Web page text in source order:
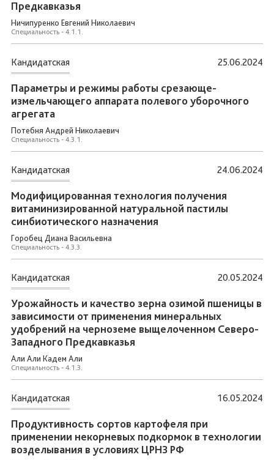
Предкавказья
Ничипуренко Евгений Николаевич
Специальность - 4.1.1.
Кандидатская
Параметры и режимы работы срезающе-
измельчающего аппарата полевого уборочного
агрегата
Потебня Андрей Николаевич
Специальность - 4.3.1.
25.06.2024
Кандидатская
Модифицированная технология получения
витаминизированной натуральной пастилы
синбиотического назначения
Горобец Диана Васильевна
Специальность - 4.3.3.
24.06.2024
Кандидатская
Урожайность и качество зерна озимой пшеницы в
зависимости от применения минеральных
удобрений на черноземе выщелоченном Северо-
Западного Предкавказья
Али Али Кадем Али
Специальность - 4.1.3.
20.05.2024
Кандидатская
Продуктивность сортов картофеля при
применении некорневых подкормок в технологии
возделывания в условиях ЦРНЗ РФ
16.05.2024